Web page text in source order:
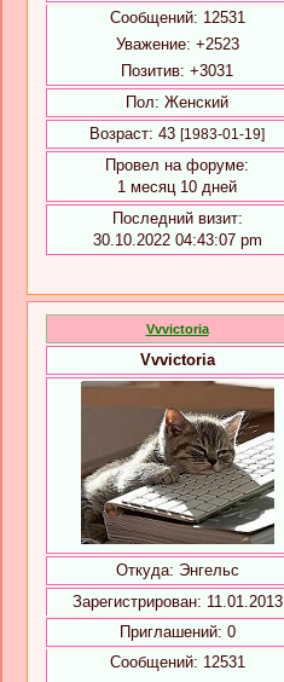
Сообщений: 12531
Уважение: +2523
Позитив: +3031
Пол: Женский
Возраст: 43 [1983-01-19]
Провел на форуме:
1 месяц 10 дней
Последний визит:
30.10.2022 04:43:07 pm
Vvvictoria
Vvvictoria
Откуда: Энгельс
Зарегистрирован: 11.01.2013
Приглашений: 0
Сообщений: 12531